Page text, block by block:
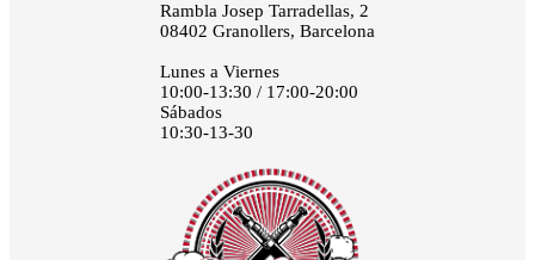
Rambla Josep Tarradellas, 2
08402 Granollers, Barcelona
Lunes a Viernes
10:00-13:30 / 17:00-20:00
Sábados
10:30-13-30